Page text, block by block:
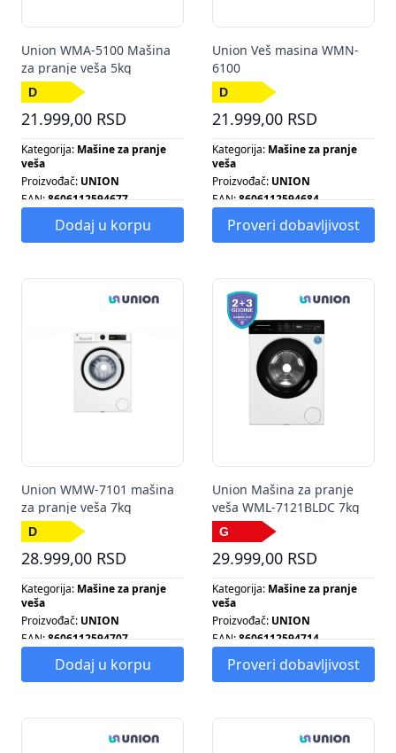
Union WMA-5100 Mašina
za pranje veša 5kg
21.999,00 RSD
Kategorija: Mašine za pranje
veša
Proizvođač: UNION
EAN:8606112594677
Energetska klasa: D
Broj obrtaja centrifuge:1000
Dodaj u korpu
Union Veš masina WMN-
6100
21.999,00 RSD
Kategorija: Mašine za pranje
veša
Proizvođač: UNION
EAN:8606112594684
Energetska klasa:
Energetska klasa:D
Proveri dobavljivost
Union WMW-7101 mašina
za pranje veša 7kg
28.999,00 RSD
Kategorija: Mašine za pranje
veša
Proizvođač: UNION
EAN:8606112594707
Energetska klasa: D
Rezolucija:Dodaj u korpu
Union Mašina za pranje
veša WML-7121BLDC 7kg
29.999,00 RSD
Kategorija: Mašine za pranje
veša
Proizvođač: UNION
EAN:8606112594714
Energetska klasa:
Broj obrtaja centrifuge:1200
Kapacitet:
Kapacitet klima uređaja:7 KG
Proveri dobavljivost